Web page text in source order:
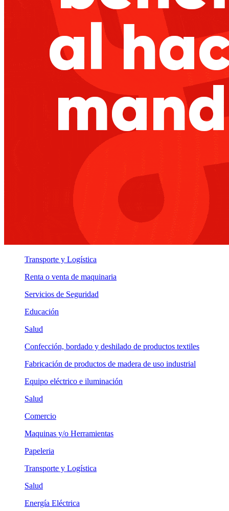
Transporte y Logística
Renta o venta de maquinaria
Servicios de Seguridad
Educación
Salud
Confección, bordado y deshilado de productos textiles
Fabricación de productos de madera de uso industrial
Equipo eléctrico e iluminación
Salud
Comercio
Maquinas y/o Herramientas
Papeleria
Transporte y Logística
Salud
Energía Eléctrica